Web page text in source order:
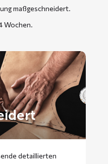
maßgeschneidert.
Wochen.
detaillierten